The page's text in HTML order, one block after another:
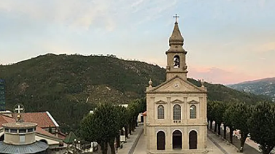
SANTUÁRIO
INFORMAÇÃO
LOJA
HOTEL
RESTAURANTE